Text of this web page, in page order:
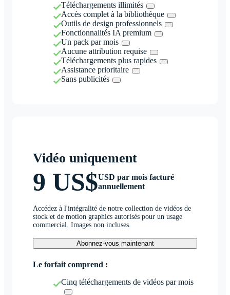
Téléchargements illimités
Accès complet à la bibliothèque
Outils de design professionnels
Fonctionnalités IA premium
Un pack par mois
Aucune attribution requise
Téléchargements plus rapides
Assistance prioritaire
Sans publicités
Vidéo uniquement
9 US$USD par mois facturé
annuellement
Accédez à l'intégralité de notre collection de vidéos de
stock et de motion graphics autorisés pour un usage
commercial. Images non incluses.
Abonnez-vous maintenant
Le forfait comprend :
Cinq téléchargements de vidéos par mois